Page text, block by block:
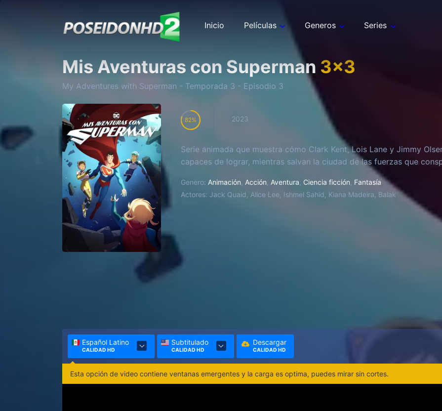
Inicio Películas Generos Series
Mis Aventuras con Superman 3x3
My Adventures with Superman - Temporada 3 - Episodio 3
82 2023
Serie animada que muestra cómo Clark Kent, Lois Lane y Jimmy
capaces de lograr, mientras salvan la ciudad de las fuerzas que
Genero: Animación Acción Aventura Ciencia ficción Fantasía
Actores: Jack Quaid, Alice Lee, Ishmel Sahid, Kiana Madeira, Balak
Español Latino
CALIDAD HD
Subtitulado
CALIDAD HD
Descargar
CALIDAD HD
Esta opción de video contiene ventanas emergentes y la carga es optima, puedes mirar sin cortes.